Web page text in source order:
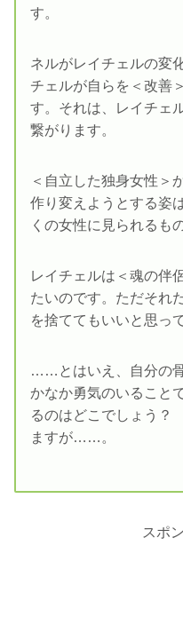
す。
ネルがレイチェルの変
チェルが自らを＜改善
す。それは、レイチェ
繋がります。
＜自立した独身女性＞
作り変えようとする姿
くの女性に見られるも
レイチェルは＜魂の伴
たいのです。ただそれ
を捨ててもいいと思っ
……とはいえ、自分の
かなか勇気のいること
るのはどこでしょう？
ますが……。
スポ